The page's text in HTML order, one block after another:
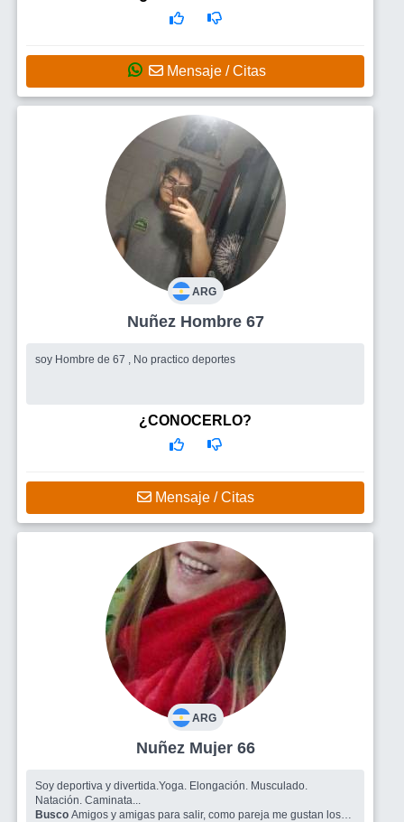
Mensaje / Citas
ARG
Nuñez Hombre 67
soy Hombre de 67 , No practico deportes
¿CONOCERLO?
Mensaje / Citas
ARG
Nuñez Mujer 66
Soy deportiva y divertida.Yoga. Elongación. Musculado.
Natación. Caminata...
Busco Amigos y amigas para salir, como pareja me gustan los